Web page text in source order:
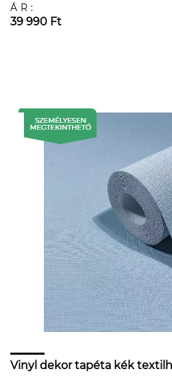
ÁR:
39 990 Ft
Vinyl dekor tapéta kék